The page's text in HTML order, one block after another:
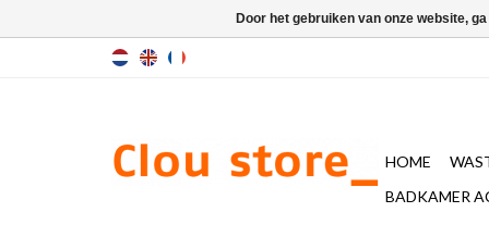
HOME
BADKAMER
Door het gebruiken van onze website,